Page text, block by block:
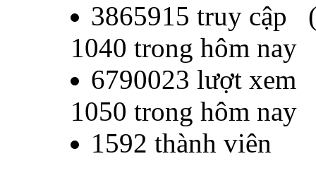
3865915 truy cập
1040 trong hôm nay
6790023 lượt xem
1050 trong hôm nay
1592 thành viên